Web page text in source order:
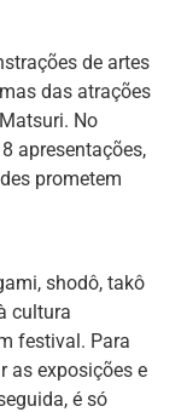
de artes
das atrações
No
apresentações,
prometem
shodô, takô
cultura
festival. Para
as exposições e
é só